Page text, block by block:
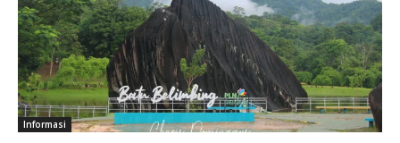
Informasi